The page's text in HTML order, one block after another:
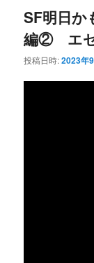
SF明日
編② エゼ
投稿日時:2023年